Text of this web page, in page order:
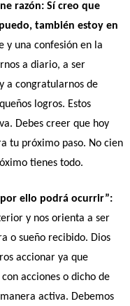
razón: Sí creo que
también estoy en
y una confesión en la
a diario, a ser
a congratularnos de
logros. Estos
Debes creer que hoy
tu próximo paso. No cien
tienes todo.
y nos orienta a ser
o sueño recibido. Dios
accionar ya que
acciones o dicho de
activa. Debemos